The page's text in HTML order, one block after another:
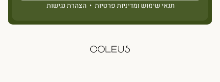
תנאי שימוש ומדיניות פרטיות• הצהרת נגישות